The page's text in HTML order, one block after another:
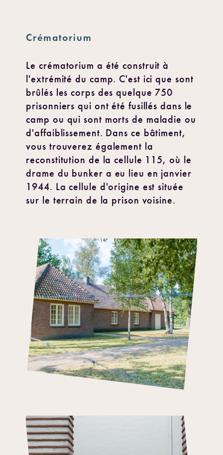
Crématorium
Le crématorium a été construit à
l'extrémité du camp. C'est ici que sont
brûlés les corps des quelque 750
prisonniers qui ont été fusillés dans le
camp ou qui sont morts de maladie ou
d'affaiblissement. Dans ce bâtiment,
vous trouverez également la
reconstitution de la cellule 115, où le
drame du bunker a eu lieu en janvier
1944. La cellule d'origine est située
sur le terrain de la prison voisine.